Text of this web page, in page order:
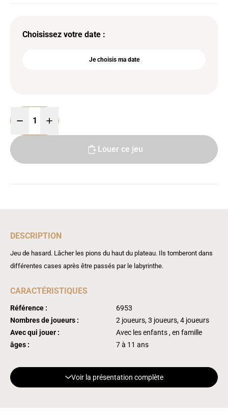
Choisissez votre date :
Je choisis ma date
Louer ce jeu
DESCRIPTION
Jeu de hasard. Lâcher les pions du haut du plateau. Ils tomberont dans
différentes cases après être passés par le labyrinthe.
CARACTÉRISTIQUES
Référence :
6953
Nombres de joueurs :
2 joueurs, 3 joueurs, 4 joueurs
Avec qui jouer :
Avec les enfants , en famille
âges :
7 à 11 ans
Voir la présentation complète